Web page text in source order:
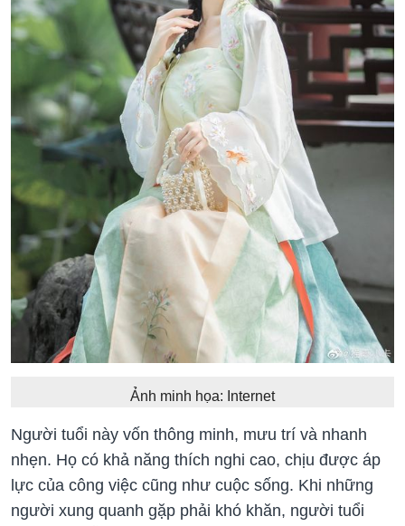
Ảnh minh họa: Internet
Người tuổi này vốn thông minh, mưu trí và nhanh
nhẹn. Họ có khả năng thích nghi cao, chịu được áp
lực của công việc cũng như cuộc sống. Khi những
người xung quanh gặp phải khó khăn, người tuổi